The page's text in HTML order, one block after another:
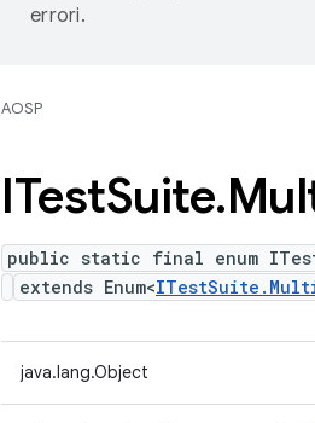
errori.
AOSP
ITestSuite.
public static final enum
extends Enum<
java.lang.Object